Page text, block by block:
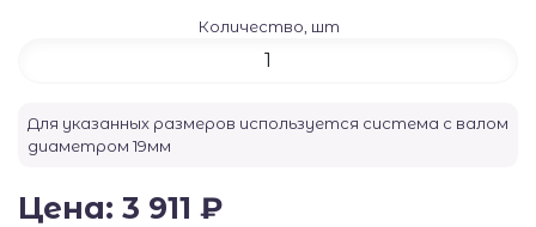
Количество, шт
Для указанных размеров используется система с валом
диаметром 19мм
Цена: 3 911 ₽